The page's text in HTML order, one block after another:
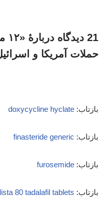
حملات آمریکا و
بازتاب: doxycycline hyclate
بازتاب: finasteride generic
بازتاب: furosemide
بازتاب: 80 tadalafil tablets